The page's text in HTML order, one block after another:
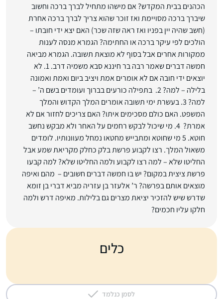
הכהנים בבית המקדש? אם מישהו מתחיל לברך ברכה וחשוב
שיברך ברכה מסויימת ואז זוכר שהוא צריך לברך ברכה אחרת
(חשב שהיה יין בפניו ואז ראה שזה שכר) האם יצא ידי חובתו –
הולכים לפי עיקר ברכה או החתימה? הגמרא מנסה לענות
ממקורות אחרים אבל בסוף לא מוצאת תשובה. הגמרא מביאה
חמשה דברים שאמר רבה בר חיננא סבא משמיה דרב. 1. לא
יוצאים ידי חובה אם לא אומרים אמת ויציב ביום ואמת ואמונה
בלילה – למה? 2. בתפילה כורעים בברוך ועומדים בשם ה’ –
למה? 3. בעשרת ימי תשובה אומרים המלך הקדוש והמלך
המשפט. האם כולם מסכימים איתו? האם צריכים לחזור אם לא
אמרת? 4. מי שיכול לבקש רחמים על האחר ולא מבקש נחשב
חוטא. 5 מי שחוטא ומתבייש מחטאו נמחל מעוונותיו. לומדים
משאול המלך. רצו לקבוע פרשת בלק כחלק מקריאת שמע אבל
החליטו שלא – למה רצו לקבוע ולמה החליטו שלא? למה קבעו
פרשת ציצית במקום? יש בו חמשה דברים חשובים – מהם ואיפה
מוצאים אותם בפרשה? ר’ אלעזר בן עזריה מביא דברי בן זומא
שדרש שיש להזכיר יציאת מצרים גם בלילות. מאיפה דרש ולמה
חלקו עליו חכמים?
כלים
לסמן כנלמד